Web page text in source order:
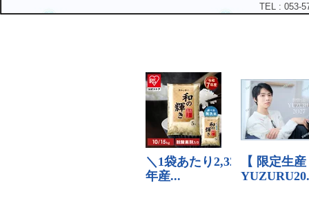
TEL : 053-